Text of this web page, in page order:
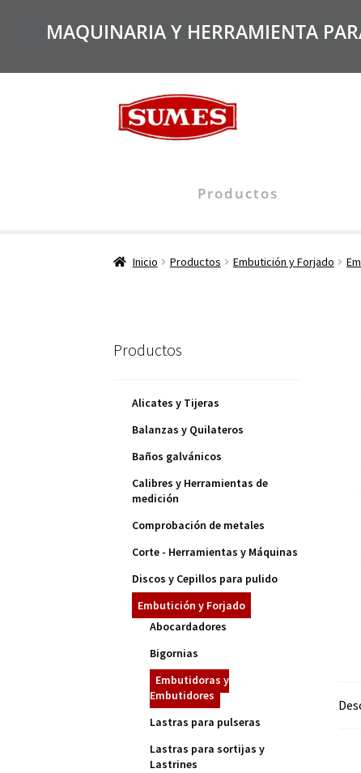
MAQUINARIA Y HERRAMIENTA
Productos
Inicio Productos Embutición y Forjado
Productos
Alicates y Tijeras
Balanzas y Quilateros
Baños galvánicos
Calibres y Herramientas de
medición
Comprobación de metales
Corte - Herramientas y Máquinas
Discos y Cepillos para pulido
Embutición y Forjado
Abocardadores
Bigornias
Embutidoras y
Embutidores
Lastras para pulseras
Lastras para sortijas y
Lastrines